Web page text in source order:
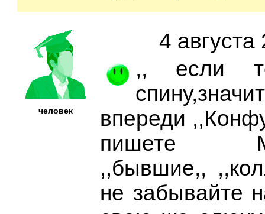
человек
4
,, если
впереди
пишете
,,бывшие,,
не забывайте